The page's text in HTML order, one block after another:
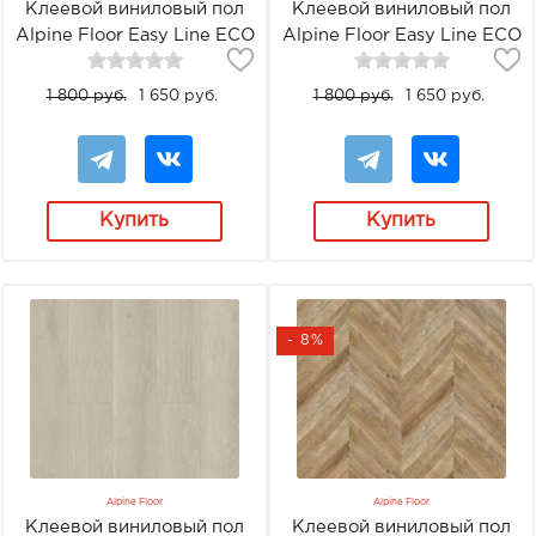
Клеевой виниловый пол
Alpine Floor Easy Line ECO
3-23 Дуб кремовый
1 800 руб. 1 650 руб.
Купить
Клеевой виниловый пол
Alpine Floor Easy Line ECO
3-24 Дуб дымчатый
1 800 руб. 1 650 руб.
Купить
Alpine Floor
Клеевой виниловый пол
- 8%
Alpine Floor
Клеевой виниловый пол